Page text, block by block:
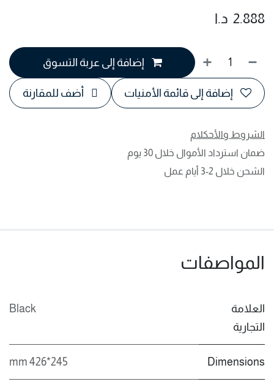
2.888 د.ا
إضافة إلى عربة التسوق
أضف للمقارنة إضافة إلى قائمة الأمنيات
الشروط والأحكلام
ضمان استرداد الأموال خلال 30 يوم
الشحن خلال 2-3 أيام عمل
المواصفات
العلامة
التجارية
Black
Dimensions
245*426 mm